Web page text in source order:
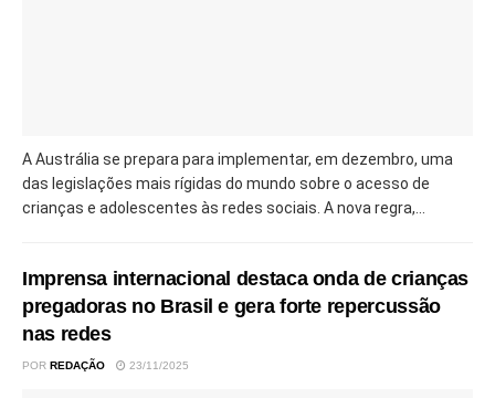
A Austrália se prepara para implementar, em dezembro, uma
das legislações mais rígidas do mundo sobre o acesso de
crianças e adolescentes às redes sociais. A nova regra,...
Imprensa internacional destaca onda de crianças
pregadoras no Brasil e gera forte repercussão
nas redes
POR REDAÇÃO 23/11/2025